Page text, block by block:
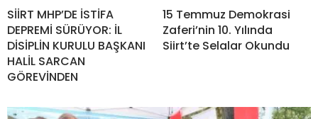
SİİRT MHP’DE İSTİFA
DEPREMİ SÜRÜYOR: İL
DİSİPLİN KURULU BAŞKANI
HALİL SARCAN
GÖREVİNDEN
15 Temmuz Demokrasi
Zaferi’nin 10. Yılında
Siirt’te Selalar Okundu